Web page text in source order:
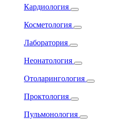
Кардиология
Косметология
Лаборатория
Неонатология
Отоларингология
Проктология
Пульмонология